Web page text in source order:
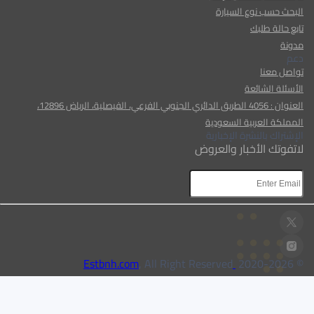
البحث حسب نوع السيارة
تابع حالة طلبك
مدونة
دعم
تواصل معنا
الأسئلة الشائعة
العنوان : 4056 الطريق الدائري الجنوبي الفرعي، الفيصلية، الرياض 12896،
المملكة العربية السعودية
الإشتراك بالنشرة الإخبارية
لاتفوتك الأخبار والعروض
© 2020-
2026
Estbnh.com
, All Right Reserved